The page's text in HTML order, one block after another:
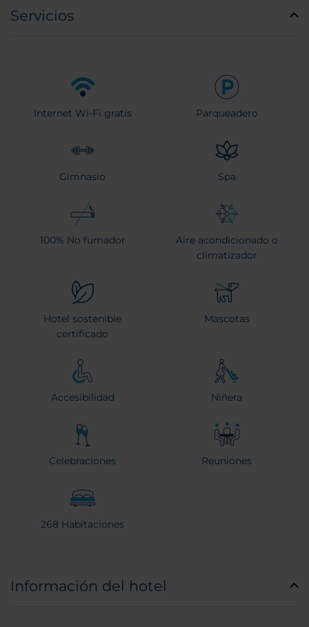
Servicios
Internet Wi-Fi gratis Parqueadero
Gimnasio Spa
100% No fumador
Aire acondicionado o
climatizador
Hotel sostenible
certificado
Mascotas
Accesibilidad Niñera
Celebraciones Reuniones
268 Habitaciones
Información del hotel